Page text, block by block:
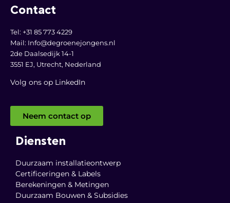
Contact
Tel: +31 85 773 4229
Mail: Info@degroenejongens.nl
2de Daalsedijk 14-1
3551 EJ, Utrecht, Nederland
Volg ons op LinkedIn
Neem contact op
Diensten
Duurzaam installatieontwerp
Certificeringen & Labels
Berekeningen & Metingen
Duurzaam Bouwen & Subsidies